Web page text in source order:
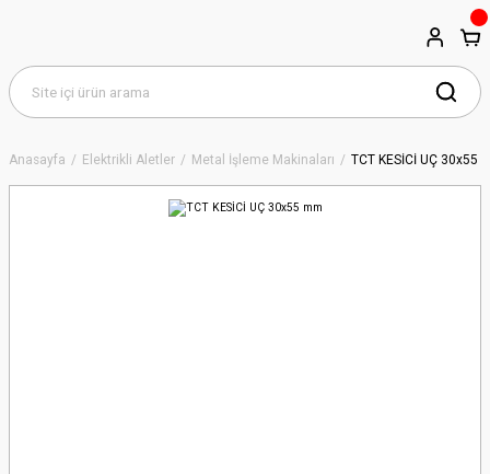
Anasayfa Elektrikli Aletler Metal İşleme Makinaları TCT KESİCİ UÇ 30x55